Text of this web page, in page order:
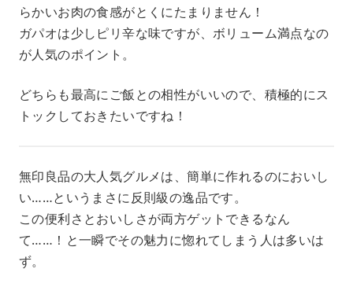
らかいお肉の食感がとくにたまりません！
ガパオは少しピリ辛な味ですが、ボリューム満点なの
が人気のポイント。
どちらも最高にご飯との相性がいいので、積極的にス
トックしておきたいですね！
無印良品の大人気グルメは、簡単に作れるのにおいし
い……というまさに反則級の逸品です。
この便利さとおいしさが両方ゲットできるなん
て……！と一瞬でその魅力に惚れてしまう人は多いは
ず。